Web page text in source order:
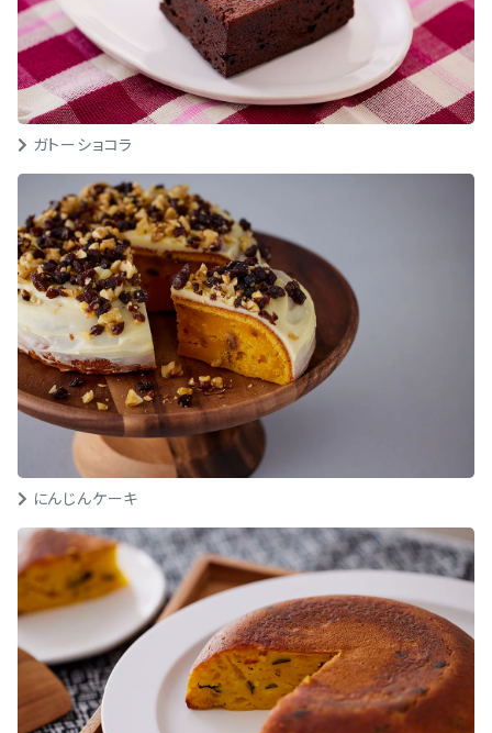
ガトーショコラ
にんじんケーキ